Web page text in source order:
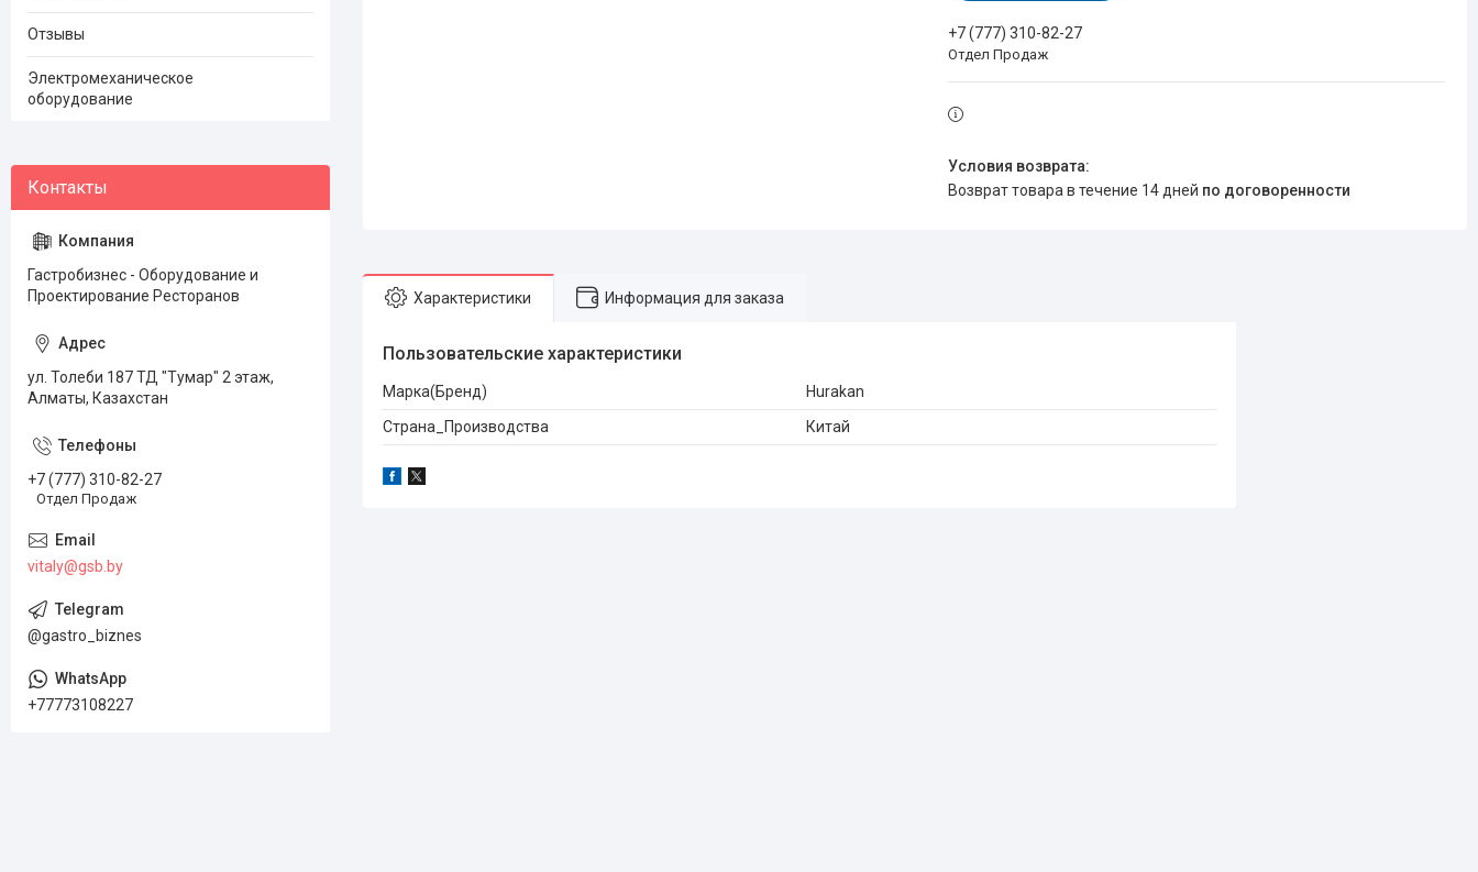
+7 (777) 310-82-27
Отдел Продаж
возврат товара в течение 14 дней по договоренности
Характеристики Информация для заказа
Пользовательские характеристики
Марка(Бренд)
Hurakan
Страна_Производства
Китай
Отзывы
Электромеханическое
оборудование
Гастробизнес - Оборудование и
Проектирование Ресторанов
ул. Толеби 187 ТД "Тумар" 2 этаж,
Алматы, Казахстан
+7 (777) 310-82-27
Отдел Продаж
vitaly@gsb.by
@gastro_biznes
+77773108227